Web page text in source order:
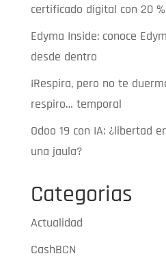
certificado digital con 20
Edyma Inside: conoce
desde dentro
¡Respira, pero no te
respiro… temporal
Odoo 19 con IA: ¿libertad
una jaula?
Categorias
Actualidad
CashBCN